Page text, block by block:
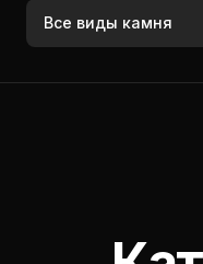
Все виды камня